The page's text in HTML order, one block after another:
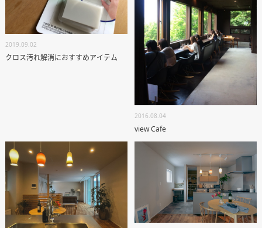
資料請求
個別相談
オーナー様専用サイト CLUB RENOVES
2019.09.02
クロス汚れ解消におすすめアイテム
2016.08.04
view Cafe